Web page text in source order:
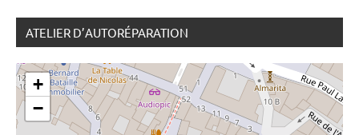
ATELIER D’AUTORÉPARATION
+
−